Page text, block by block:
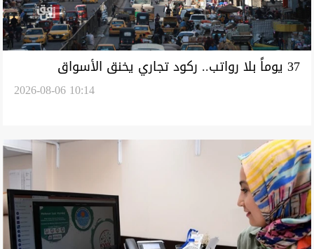
37 يوماً بلا رواتب.. ركود تجاري يخنق الأسواق
2026-08-06 10:14